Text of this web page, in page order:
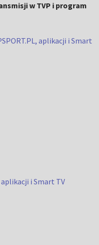
w TVP i program
aplikacji i Smart
aplikacji i Smart TV